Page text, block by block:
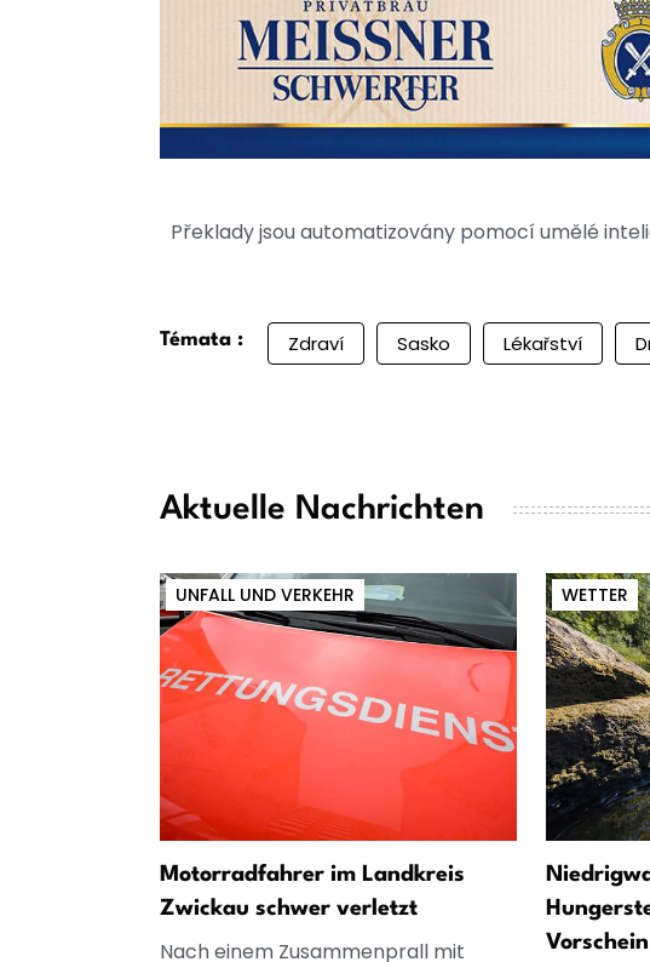
Překlady jsou automatizovány pomocí umělé
Témata : Zdraví Sasko Lékařství
Aktuelle Nachrichten
UNFALL UND VERKEHR
Motorradfahrer im Landkreis
Zwickau schwer verletzt
Nach einem Zusammenprall mit
WETTER
Vorschein